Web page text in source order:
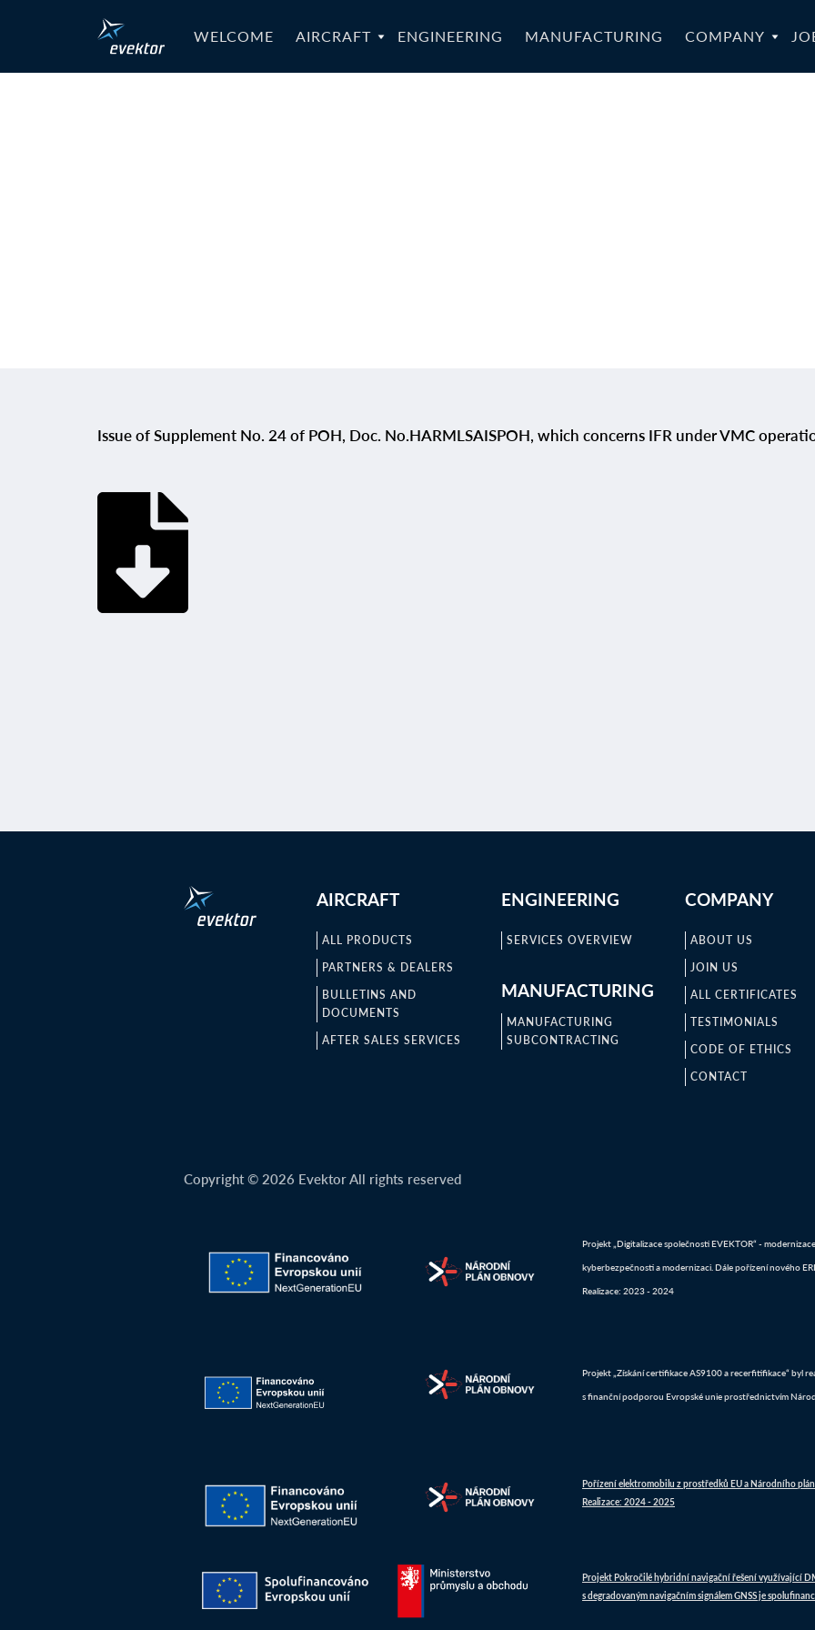
WELCOME AIRCRAFT ENGINEERING MANUFACTURING COMPANY
Issue of Supplement No. 24 of POH, Doc. No.HARMLSAISPOH, which concerns IFR under VMC
AIRCRAFT
ALL PRODUCTS
PARTNERS & DEALERS
BULLETINS AND
DOCUMENTS
AFTER SALES SERVICES
ENGINEERING
SERVICES OVERVIEW
MANUFACTURING
MANUFACTURING
SUBCONTRACTING
COMPANY
ABOUT US
JOIN US
ALL CERTIFICATES
TESTIMONIALS
CODE OF ETHICS
CONTACT
Copyright © 2026 Evektor All rights reserved
Projekt „Digitalizace společnosti EVEKTOR“ -
kyberbezpečnosti a modernizaci. Dále pořízení nového
Realizace: 2023 - 2024
Projekt „Získání certifikace AS9100 a recerfitifikace“ byl
s finanční podporou Evropské unie prostřednictvím
Pořízení elektromobilu z prostředků EU a Národního
Realizace: 2024 - 2025
Projekt Pokročilé hybridní navigační řešení využívající
s degradovaným navigačním signálem GNSS je